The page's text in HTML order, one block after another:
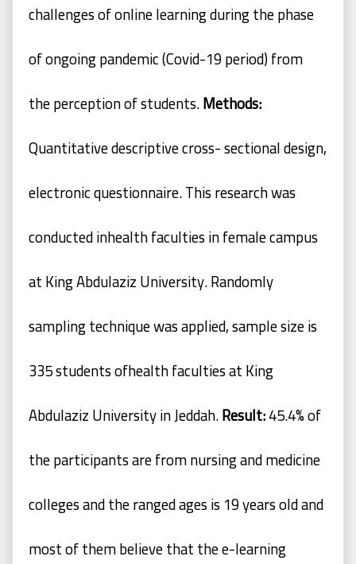
challenges of onlinelearning during the phase
of ongoing pandemic (Covid-19 period) from
theperceptionofstudents.Methods:
Quantitativedescriptivecross-sectional design,
electronic questionnaire. This research was
conducted inhealthfacultiesinfemalecampus
atKingAbdulazizUniversity.Randomly
sampling technique was applied, sample size is
335 students ofhealth faculties at King
Abdulaziz University in Jeddah.Result:45.4% of
the participants are from nursing and medicine
colleges and the rangedagesis19yearsoldand
mostofthembelievethatthee-learning